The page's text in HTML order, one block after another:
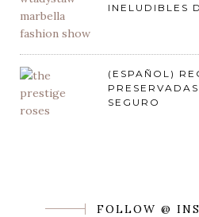
INELUDIBLES
(ESPAÑOL)
SEGURO
FOLLOW @